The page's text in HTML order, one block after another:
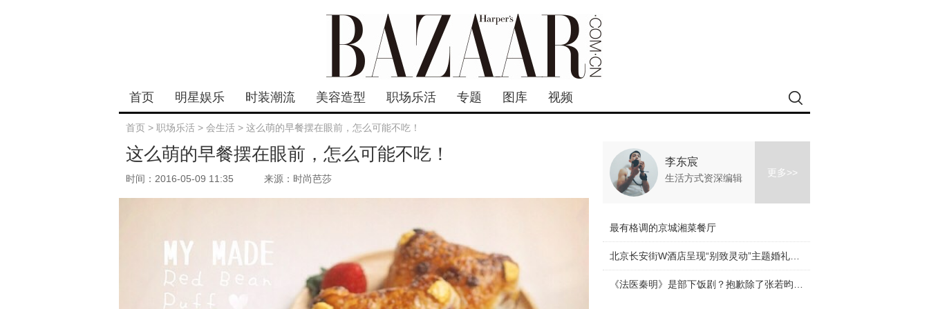
首页 明星娱乐 时装潮流 美容造型 职场乐活 专题 图库 视频
首页 > 职场乐活 > 会生活 > 这么萌的早餐摆在眼前，怎么可能不吃！
这么萌的早餐摆在眼前，怎么可能不吃！
时间：2016-05-09 11:35 来源：时尚芭莎
李东宸
生活方式资深编辑 更多>>
最有格调的京城湘菜餐厅